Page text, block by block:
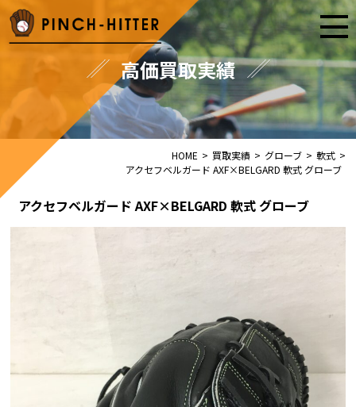
高価買取実績
HOME > 買取実績 > グローブ > 軟式 >
アクセフベルガード AXF×BELGARD 軟式 グローブ
アクセフベルガード AXF×BELGARD 軟式 グローブ